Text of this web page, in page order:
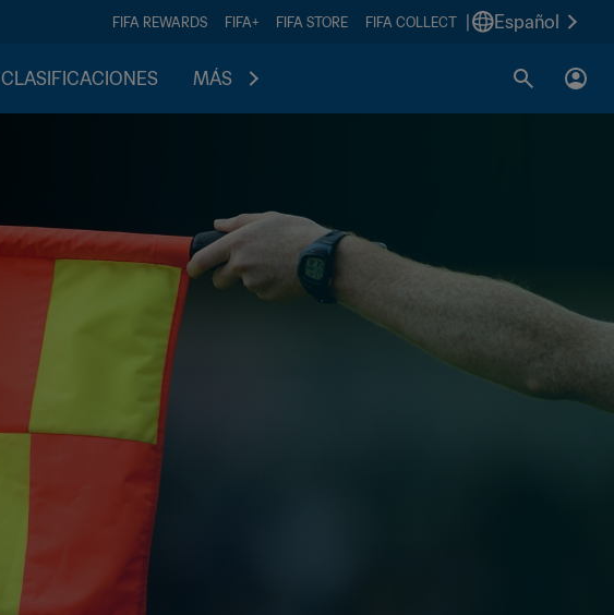
FIFA REWARDS FIFA+ FIFA STORE FIFA COLLECT Español
CLASIFICACIONES MÁS